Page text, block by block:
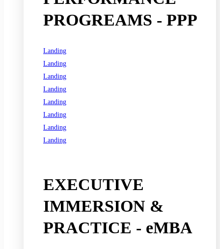
PROGREAMS - PPP
Landing
Landing
Landing
Landing
Landing
Landing
Landing
Landing
EXECUTIVE
IMMERSION &
PRACTICE - eMBA